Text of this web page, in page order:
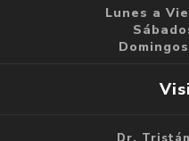
Lunes a